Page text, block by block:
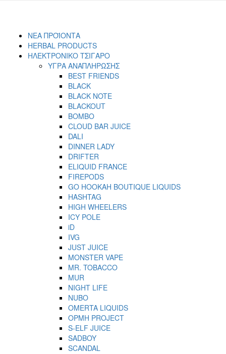
ΝΕΑ ΠΡΟΪΟΝΤΑ
HERBAL PRODUCTS
ΗΛΕΚΤΡΟΝΙΚΟ ΤΣΙΓΑΡΟ
ΥΓΡΑ ΑΝΑΠΛΗΡΩΣΗΣ
BEST FRIENDS
BLACK
BLACK NOTE
BLACKOUT
BOMBO
CLOUD BAR JUICE
DALI
DINNER LADY
DRIFTER
ELIQUID FRANCE
FIREPODS
GO HOOKAH BOUTIQUE LIQUIDS
HASHTAG
HIGH WHEELERS
ICY POLE
iD
IVG
JUST JUICE
MONSTER VAPE
MR. TOBACCO
MUR
NIGHT LIFE
NUBO
OMERTA LIQUIDS
OPMH PROJECT
S-ELF JUICE
SADBOY
SCANDAL